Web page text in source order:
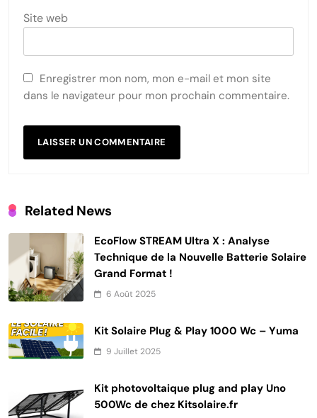
Site web
Enregistrer mon nom, mon e-mail et mon site
dans le navigateur pour mon prochain commentaire.
Related News
EcoFlow STREAM Ultra X : Analyse
Technique de la Nouvelle Batterie Solaire
Grand Format !
6 Août 2025
Kit Solaire Plug & Play 1000 Wc – Yuma
9 Juillet 2025
Kit photovoltaique plug and play Uno
500Wc de chez Kitsolaire.fr